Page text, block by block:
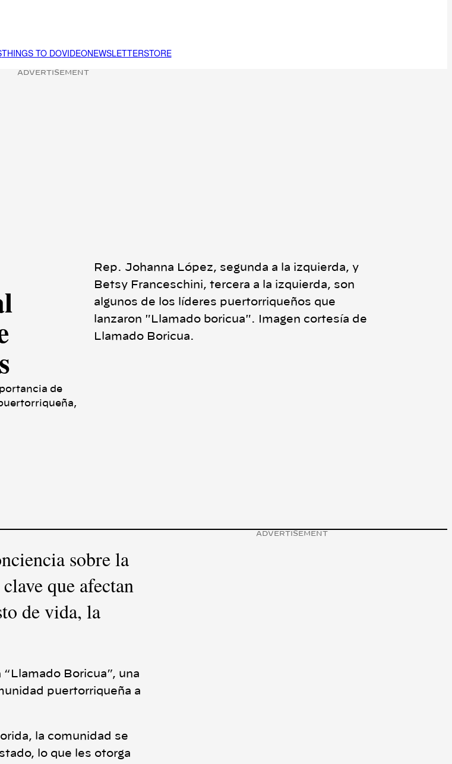
THINGS TO DOVIDEONEWSLETTERSTORE
ADVERTISEMENT
de
Rep. Johanna López, segunda a la izquierda, y
Betsy Franceschini, tercera a la izquierda, son
algunos de los líderes puertorriqueños que
lanzaron "Llamado boricua". Imagen cortesía de
Llamado Boricua.
sobre la
que afectan
de vida, la
Boricua”, una
puertorriqueña a
la comunidad se
lo que les otorga
ADVERTISEMENT